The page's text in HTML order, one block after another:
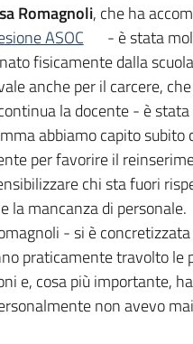
Romagnoli, che ha
ASOC
- è stata
fisicamente dalla
anche per il carcere,
la docente - è
abbiamo capito subito
per favorire il
chi sta fuori
mancanza di
- si è
praticamente travolto le
e, cosa più importante,
non avevo